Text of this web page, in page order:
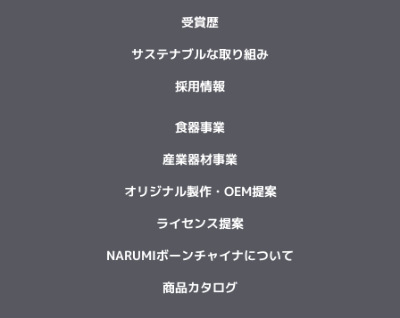
受賞歴
サステナブルな取り組み
採用情報
食器事業
産業器材事業
オリジナル製作・OEM提案
ライセンス提案
NARUMIボーンチャイナについて
商品カタログ